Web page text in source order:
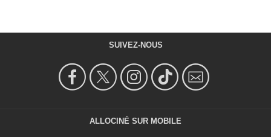
SUIVEZ-NOUS
ALLOCINÉ SUR MOBILE